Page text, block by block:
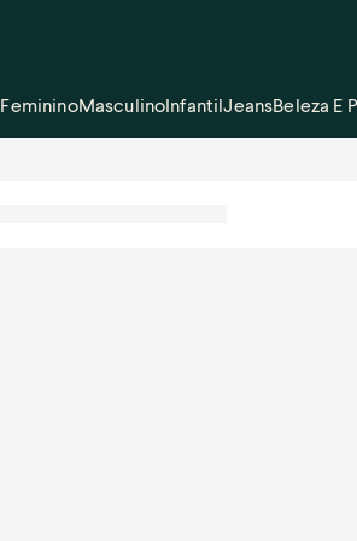
FemininoMasculinoInfantilJeansBeleza E